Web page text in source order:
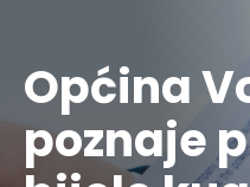
Općina
poznaje